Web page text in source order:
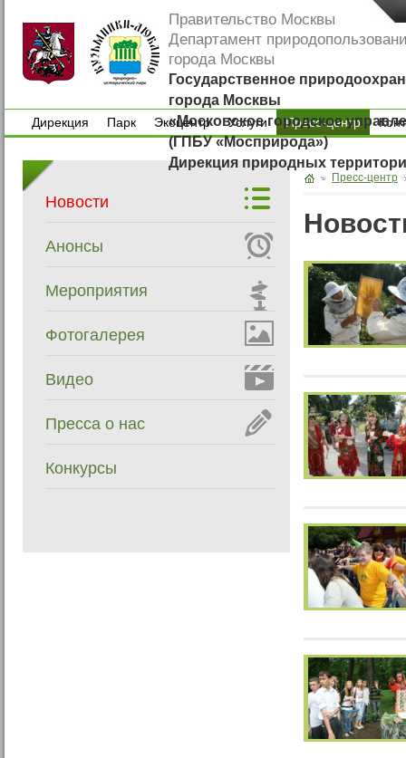
Правительство Москвы
Департамент
города Москвы
Государственное
города Москвы
«Московское городское
(ГПБУ «Мосприрода»)
Дирекция природных
Дирекция
Парк
Экоцентр
Экоцентр
Услуги
Услуги
Пресс-центр
Новости
Анонсы
Мероприятия
Фотогалерея
Видео
Пресса о нас
Конкурсы
Пресс-центр